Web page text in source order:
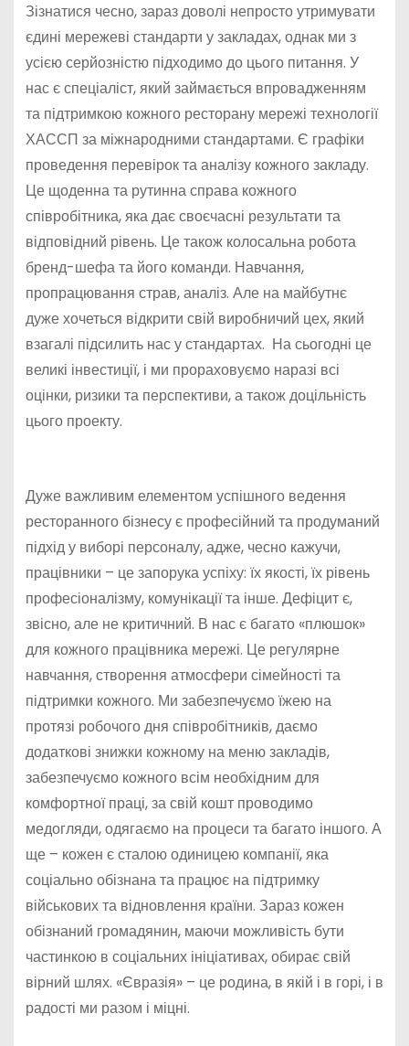
Зізнатися чесно, зараз доволі непросто утримувати
єдині мережеві стандарти у закладах, однак ми з
усією серйозністю підходимо до цього питання. У
нас є спеціаліст, який займається впровадженням
та підтримкою кожного ресторану мережі технології
ХАССП за міжнародними стандартами. Є графіки
проведення перевірок та аналізу кожного закладу.
Це щоденна та рутинна справа кожного
співробітника, яка дає своєчасні результати та
відповідний рівень. Це також колосальна робота
бренд-шефа та його команди. Навчання,
пропрацювання страв, аналіз. Але на майбутнє
дуже хочеться відкрити свій виробничий цех, який
взагалі підсилить нас у стандартах. На сьогодні це
великі інвестиції, і ми прораховуємо наразі всі
оцінки, ризики та перспективи, а також доцільність
цього проекту.
Дуже важливим елементом успішного ведення
ресторанного бізнесу є професійний та продуманий
підхід у виборі персоналу, адже, чесно кажучи,
працівники – це запорука успіху: їх якості, їх рівень
професіоналізму, комунікації та інше. Дефіцит є,
звісно, але не критичний. В нас є багато «плюшок»
для кожного працівника мережі. Це регулярне
навчання, створення атмосфери сімейності та
підтримки кожного. Ми забезпечуємо їжею на
протязі робочого дня співробітників, даємо
додаткові знижки кожному на меню закладів,
забезпечуємо кожного всім необхідним для
комфортної праці, за свій кошт проводимо
медогляди, одягаємо на процеси та багато іншого. А
ще – кожен є сталою одиницею компанії, яка
соціально обізнана та працює на підтримку
військових та відновлення країни. Зараз кожен
обізнаний громадянин, маючи можливість бути
частинкою в соціальних ініціативах, обирає свій
вірний шлях. «Євразія» – це родина, в якій і в горі, і в
радості ми разом і міцні.